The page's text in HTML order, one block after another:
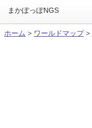
ホーム > ワールドマップ>